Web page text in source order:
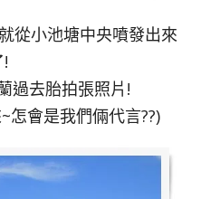
從小池塘中央噴發出來
!
過去胎拍張照片!
怎會是我們倆代言??)